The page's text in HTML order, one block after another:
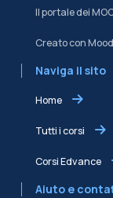
Il portale dei
Creato con
Naviga il sito
Home
Tutti i corsi
Corsi Edvance
Aiuto e